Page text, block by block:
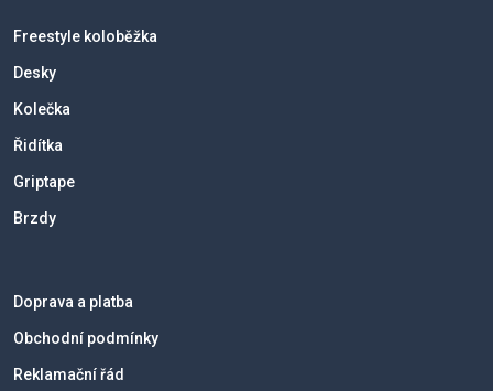
Freestyle koloběžka
Desky
Kolečka
Řidítka
Griptape
Brzdy
Doprava a platba
Obchodní podmínky
Reklamační řád